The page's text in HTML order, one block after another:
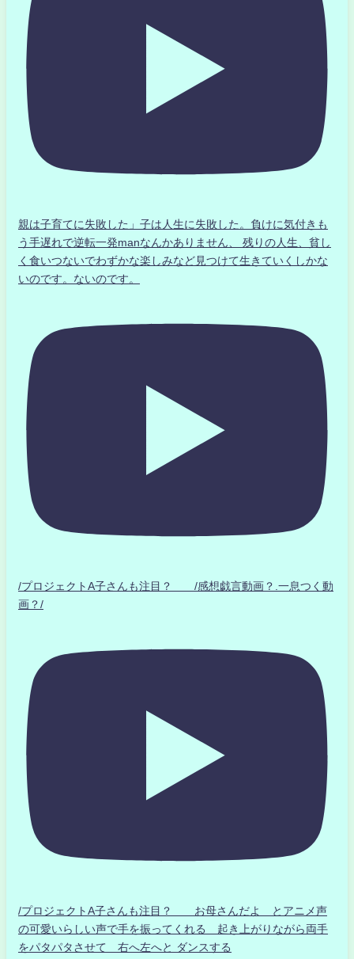
親は子育てに失敗した」子は人生に失敗した。負けに気付きも
う手遅れで逆転一発manなんかありません、 残りの人生、貧し
く食いつないでわずかな楽しみなど見つけて生きていくしかな
いのです。ないのです。
/プロジェクトA子さんも注目？ /感想戯言動画？.一息つく動
画？/
/プロジェクトA子さんも注目？ お母さんだよ とアニメ声
の可愛いらしい声で手を振ってくれる 起き上がりながら両手
をパタパタさせて 右へ左へと ダンスする